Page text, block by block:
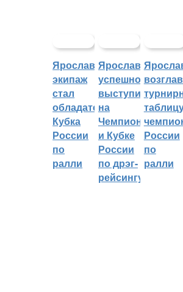
Ярославский
экипаж
стал
обладателем
Кубка
России
по
ралли
Ярославцы
успешно
выступили
на
Чемпионате
и Кубке
России
по дрэг-
рейсингу
России
по
ралли